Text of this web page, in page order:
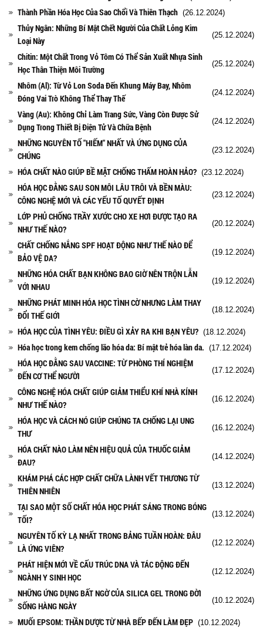
Thành Phần Hóa Học Của Sao Chổi Và Thiên Thạch (26.12.2024)
Thủy Ngân: Những Bí Mật Chết Người Của Chất Lỏng Kim
Loại Này
(25.12.2024)
Chitin: Một Chất Trong Vỏ Tôm Có Thể Sản Xuất Nhựa Sinh
Học Thân Thiện Môi Trường
(25.12.2024)
Nhôm (Al): Từ Vỏ Lon Soda Đến Khung Máy Bay, Nhôm
Đóng Vai Trò Không Thể Thay Thế
(24.12.2024)
Vàng (Au): Không Chỉ Làm Trang Sức, Vàng Còn Được Sử
Dụng Trong Thiết Bị Điện Tử Và Chữa Bệnh
(24.12.2024)
NHỮNG NGUYÊN TỐ "HIẾM" NHẤT VÀ ỨNG DỤNG CỦA
CHÚNG
(23.12.2024)
HÓA CHẤT NÀO GIÚP BỀ MẶT CHỐNG THẤM HOÀN HẢO? (23.12.2024)
HÓA HỌC ĐẰNG SAU SON MÔI LÂU TRÔI VÀ BỀN MÀU:
CÔNG NGHỆ MỚI VÀ CÁC YẾU TỐ QUYẾT ĐỊNH
(23.12.2024)
LỚP PHỦ CHỐNG TRẦY XƯỚC CHO XE HƠI ĐƯỢC TẠO RA
NHƯ THẾ NÀO?
(20.12.2024)
CHẤT CHỐNG NẮNG SPF HOẠT ĐỘNG NHƯ THẾ NÀO ĐỂ
BẢO VỆ DA?
(19.12.2024)
NHỮNG HÓA CHẤT BẠN KHÔNG BAO GIỜ NÊN TRỘN LẪN
VỚI NHAU
(19.12.2024)
NHỮNG PHÁT MINH HÓA HỌC TÌNH CỜ NHƯNG LÀM THAY
ĐỔI THẾ GIỚI
(18.12.2024)
HÓA HỌC CỦA TÌNH YÊU: ĐIỀU GÌ XẢY RA KHI BẠN YÊU? (18.12.2024)
Hóa học trong kem chống lão hóa da: Bí mật trẻ hóa làn da. (17.12.2024)
HÓA HỌC ĐẰNG SAU VACCINE: TỪ PHÒNG THÍ NGHIỆM
ĐẾN CƠ THỂ NGƯỜI
(17.12.2024)
CÔNG NGHỆ HÓA CHẤT GIÚP GIẢM THIỂU KHÍ NHÀ KÍNH
NHƯ THẾ NÀO?
(16.12.2024)
HÓA HỌC VÀ CÁCH NÓ GIÚP CHÚNG TA CHỐNG LẠI UNG
THƯ
(16.12.2024)
HÓA CHẤT NÀO LÀM NÊN HIỆU QUẢ CỦA THUỐC GIẢM
ĐAU?
(14.12.2024)
KHÁM PHÁ CÁC HỢP CHẤT CHỮA LÀNH VẾT THƯƠNG TỪ
THIÊN NHIÊN
(13.12.2024)
TẠI SAO MỘT SỐ CHẤT HÓA HỌC PHÁT SÁNG TRONG BÓNG
TỐI?
(13.12.2024)
NGUYÊN TỐ KỲ LẠ NHẤT TRONG BẢNG TUẦN HOÀN: ĐÂU
LÀ ỨNG VIÊN?
(12.12.2024)
PHÁT HIỆN MỚI VỀ CẤU TRÚC DNA VÀ TÁC ĐỘNG ĐẾN
NGÀNH Y SINH HỌC
(12.12.2024)
NHỮNG ỨNG DỤNG BẤT NGỜ CỦA SILICA GEL TRONG ĐỜI
SỐNG HÀNG NGÀY
(10.12.2024)
MUỐI EPSOM: THẦN DƯỢC TỪ NHÀ BẾP ĐẾN LÀM ĐẸP (10.12.2024)